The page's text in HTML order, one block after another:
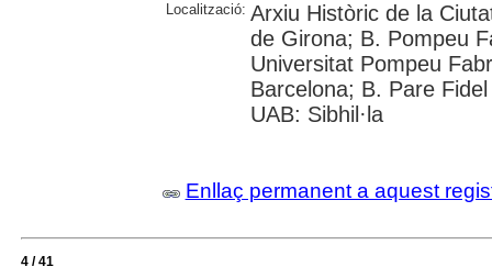
Localització: Arxiu Històric de la
de Girona; B. Pompeu
Universitat Pompeu
Barcelona; B. Pare
UAB: Sibhil·la
Enllaç permanent a aquest
4 / 41